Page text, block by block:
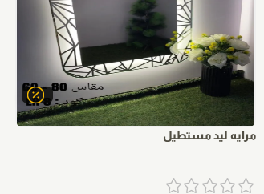
مرايه ليد مستطيل